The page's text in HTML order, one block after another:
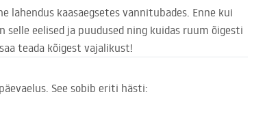
lahendus kaasaegsetes vannitubades. Enne kui
eelised ja puudused ning kuidas ruum õigesti
teada kõigest vajalikust!
See sobib eriti hästi: